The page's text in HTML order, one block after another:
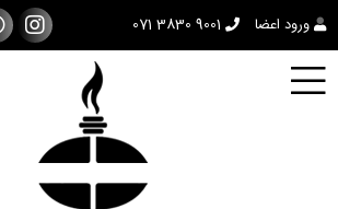
ورود اعضا 071 3830 9001